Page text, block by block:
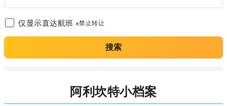
仅显示直达航班 ※禁止转让
搜索
阿利坎特小档案